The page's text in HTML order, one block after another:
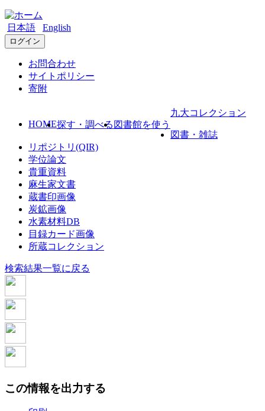
日本語 English
ログイン
お問合わせ
サイトポリシー
寄附
HOME探す・調べる 図書館を使う
九大コレクション
図書・雑誌
リポジトリ(QIR)
学位論文
貴重資料
麻生家文書
蔵書印画像
炭鉱画像
水素材料DB
目録カード画像
所蔵コレクション
検索結果一覧に戻る
この情報を出力する